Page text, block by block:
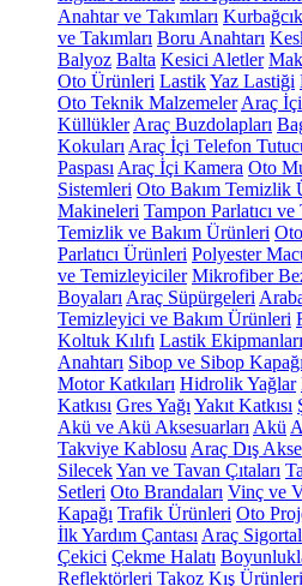
Anahtar ve Takımları
ve Takımları Boru Anahtarı
Balyoz Balta Kesici Aletler
Oto Ürünleri LastikYaz Lastiği
Oto Teknik Malzemeler Araç
Küllükler Araç Buzdolapları
Kokuları Araç İçi Telefon
Paspası Araç İçi Kamera Oto
Sistemleri Oto Bakım Temizlik
Makineleri Tampon Parlatıcı
Temizlik ve Bakım Ürünleri
Parlatıcı Ürünleri Polyester
ve Temizleyiciler Mikrofiber
Boyaları Araç Süpürgeleri
Temizleyici ve Bakım Ürünleri
Koltuk Kılıfı Lastik Ekipmanları
Anahtarı Sibop ve Sibop Kapağı
Motor Katkıları Hidrolik Yağlar
Katkısı Gres Yağı Yakıt Katkısı
Akü ve Akü Aksesuarları Akü
Takviye Kablosu Araç Dış
SilecekYan ve Tavan Çıtaları
Setleri Oto Brandaları Vinç ve
Kapağı Trafik Ürünleri Oto
İlk Yardım Çantası Araç
Çekici Çekme Halatı
Reflektörleri Takoz Kış Ürünleri